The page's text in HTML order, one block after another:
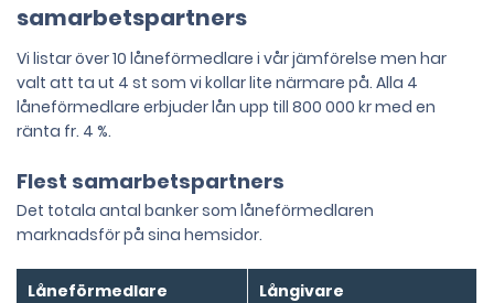
samarbetspartners
Vi listar över 10 låneförmedlare i vår jämförelse men har
valt att ta ut 4 st som vi kollar lite närmare på. Alla 4
låneförmedlare erbjuder lån upp till 800 000 kr med en
ränta fr. 4 %.
Flest samarbetspartners
Det totala antal banker som låneförmedlaren
marknadsför på sina hemsidor.
Låneförmedlare Långivare